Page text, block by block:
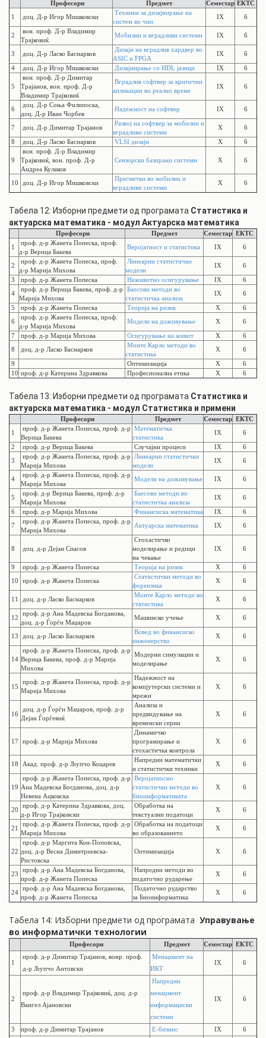
Професори Предмет Семестар ЕКТС
1 доц. Д-р Игор Мишковски
Техники за дизајнирање на
систем во чип
IX 6
2
вон. проф. Д-р Владимир
Трајковиќ
Мобилни и вградливи системи IX 6
3 доц. Д-р Ласко Баснарков
Дизајн на вградлив хардвер во
ASIC и FPGA
IX 6
4 доц. Д-р Игор Мишковски Дизајнирање со HDL јазици IX 6
5
вон. проф. Д-р Димитар
Трајанов, вон. проф. Д-р
Владимир Трајковиќ
Вградлив софтвер за критични
апликации во реално време
IX 6
6
доц. Д-р Соња Филипоска,
доц. Д-р Иван Чорбев
Надежност на софтвер IX 6
7 доц. Д-р Димитар Трајанов
Развој на софтвер за мобилни и
вградливи системи
X 6
8 доц. Д-р Ласко Баснарков VLSI дизајн X 6
9
вон. проф. Д-р Владимир
Трајковиќ, вон. проф. Д-р
Андреа Кулаков
Сензорски базирани системи X 6
10 доц. Д-р Игор Мишковски
Пресметки во мобилни и
вградливи системи
X 6
Табела 12: Изборни предмети од програмата Статистика и
актуарска математика - модул Актуарска математика
Професори Предмет Семестар ЕКТС
1
проф. д-р Жанета Попеска, проф.
д-р Верица Бакева
Веројатност и статистика IX 6
2
проф. д-р Жанета Попеска, проф.
д-р Марија Михова
Линеарни статистички
модели
IX 6
3 проф. д-р Жанета Попеска Неживотно осигурување IX 6
4
проф. д-р Верица Бакева, проф. д-р
Марија Михова
Баесови методи во
статистичка анализа
IX 6
5 проф. д-р Жанета Попеска Теорија на ризик X 6
6
проф. д-р Жанета Попеска, проф.
д-р Марија Михова
Модели на доживување X 6
7 проф. д-р Марија Михова Осигурување на живот X 6
8 доц. д-р Ласко Баснарков
Монте Карло методи во
статистика
X 6
9 Оптимизација X
6
10 проф. д-р Катерина Здравкова Професионална етика X 6
Табела 13: Изборни предмети од програмата Статистика и
актуарска математика - модул Статистика и примени
Професори Предмет Семестар ЕКТС
1
проф. д-р Жанета Попеска, проф. д-р
Верица Бакева
Математичка
статистика
IX 6
2 проф. д-р Верица Бакева Случајни процеси IX 6
3
проф. д-р Жанета Попеска, проф. д-р
Марија Михова
Линеарни статистички
модели
IX 6
4
проф. д-р Жанета Попеска, проф. д-р
Марија Михова
Модели на доживување IX 6
5
проф. д-р Верица Бакева, проф. д-р
Марија Михова
Баесови методи во
статистичка анализа
IX 6
6 проф. д-р Марија Михова Финансиска математика IX 6
7
проф. д-р Жанета Попеска, проф. д-р
Марија Михова
Актуарска математика IX 6
8 доц. д-р Дејан Спасов
Стохастичко
моделирање и редици
на чекање
IX 6
9 проф. д-р Жанета Попеска Теорија на ризик X 6
10 проф. д-р Жанета Попеска
Статистички методи во
форензика
X 6
11 доц. д-р Ласко Баснарков
Монте Карло методи во
статистика
X 6
12
проф. д-р Ана Мадевска Богданова,
доц. д-р Ѓорѓи Маџаров
Машинско учење X 6
13 доц. д-р Ласко Баснарков
Вовед во финансиско
инженерство
X 6
14
проф. д-р Жанета Попеска, проф. д-р
Верица Бакева, проф. д-р Марија
Михова
Модерни симулации и
моделирање
X 6
15
проф. д-р Жанета Попеска, проф. д-р
Марија Михова
Надежност на
компјутерски системи и
мрежи
X 6
16
доц. д-р Ѓорѓи Маџаров, проф. д-р
Дејан Ѓорѓевиќ
Анализа и
предвидување на
временски серии
X 6
17 проф. д-р Марија Михова
Динамичко
програмирање и
стохастичка контрола
X 6
18 Акад. проф. д-р Љупчо Коцарев
Напредни математички
и статистички техники
X 6
19
проф. д-р Жанета Попеска, проф. д-р
Ана Мадевска Богданова, доц. д-р
Невена Ацковска
Веројатносно
статистички методи во
биоинформатиката
X 6
20
проф. д-р Катерина Здравкова, доц.
д-р Игор Трајковски
Обработка на
текстуални податоци
X 6
21
проф. д-р Жанета Попеска, проф. д-р
Марија Михова
Обработка на податоци
во образованието
X 6
22
проф. д-р Маргита Кон-Поповска,
доц. д-р Весна Димитриевска-
Ристовска
Оптимизација X 6
23
проф. д-р Ана Мадевска Богданова,
проф. д-р Жанета Попеска
Напредни методи во
податочно рударење
X 6
24
проф. д-р Ана Мадевска Богданова,
проф. д-р Жанета Попеска
Податочно рударство
за Биоинформатика
X 6
Табела 14: Изборни предмети од програмата Управување
во информатички технологии
Професори Предмет Семестар ЕКТС
1
проф. д-р Димитар Трајанов, вонр. проф.
д-р Љупчо Антовски
Менаџмент на
ИКТ
IX 6
2
проф. д-р Владимир Трајковиќ, доц. д-р
Вангел Ајановски
Напредни
менаџмент
информациски
системи
IX 6
3 проф. д-р Димитар Трајанов Е-бизнис IX 6